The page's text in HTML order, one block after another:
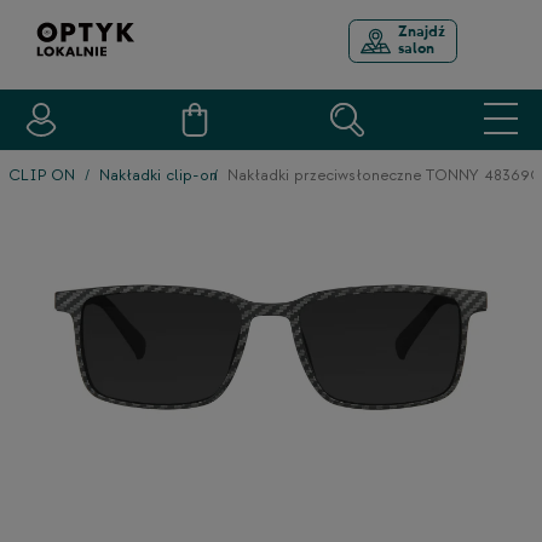
Znajdź
salon
CLIP ON Nakładki clip-on Nakładki przeciwsłoneczne TONNY